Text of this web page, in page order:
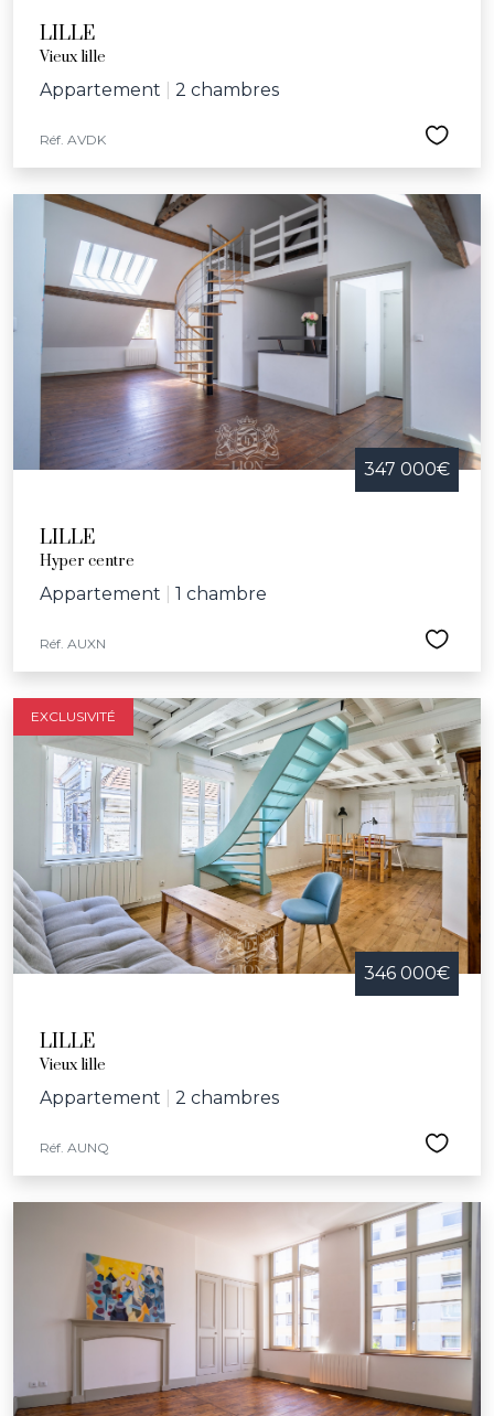
LILLE
Vieux lille
Appartement 2 chambres
Réf. AVDK
347 000€
LILLE
Hyper centre
Appartement 1 chambre
Réf. AUXN
EXCLUSIVITÉ
346 000€
LILLE
Vieux lille
Appartement 2 chambres
Réf. AUNQ